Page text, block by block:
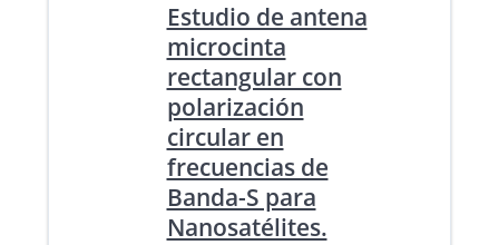
Estudio de antena
microcinta
rectangular con
polarización
circular en
frecuencias de
Banda-S para
Nanosatélites.